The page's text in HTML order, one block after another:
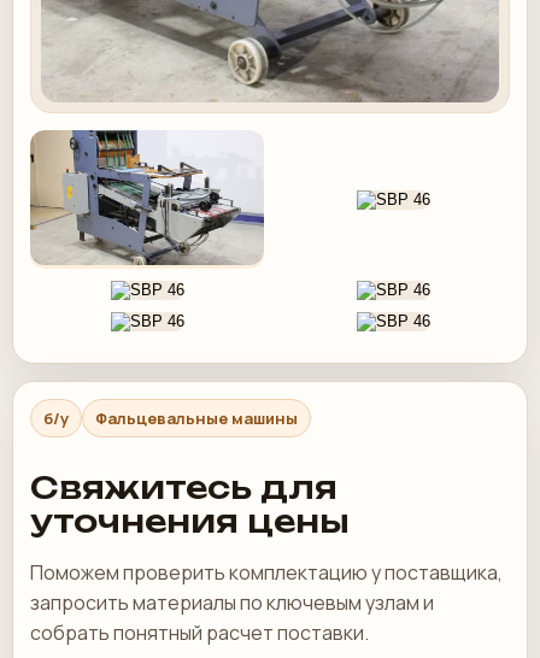
б/у Фальцевальные машины
Свяжитесь для
уточнения цены
Поможем проверить комплектацию у поставщика,
запросить материалы по ключевым узлам и
собрать понятный расчет поставки.